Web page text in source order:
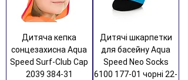
Дитяча кепка
сонцезахисна Aqua
Speed Surf-Club Cap
2039 384-31
Дитячі шкарпетки
для басейну Aqua
Speed Neo Socks
6100 177-01 чорні 22-